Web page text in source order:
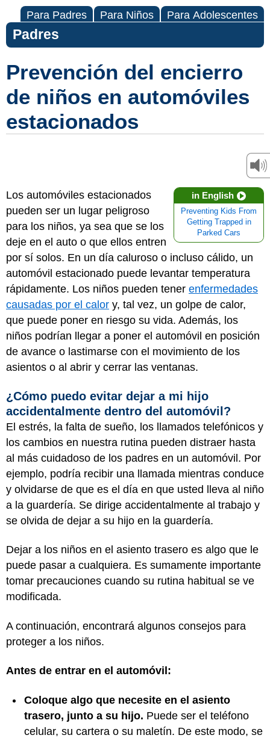
Para Padres Para Niños Para Adolescentes
Padres
Prevención del encierro
de niños en automóviles
estacionados
in English
Preventing Kids From
Getting Trapped in
Parked Cars
Los automóviles estacionados
pueden ser un lugar peligroso
para los niños, ya sea que se los
deje en el auto o que ellos entren
por sí solos. En un día caluroso o incluso cálido, un
automóvil estacionado puede levantar temperatura
rápidamente. Los niños pueden tener enfermedades
causadas por el calor y, tal vez, un golpe de calor,
que puede poner en riesgo su vida. Además, los
niños podrían llegar a poner el automóvil en posición
de avance o lastimarse con el movimiento de los
asientos o al abrir y cerrar las ventanas.
¿Cómo puedo evitar dejar a mi hijo
accidentalmente dentro del automóvil?
El estrés, la falta de sueño, los llamados telefónicos y
los cambios en nuestra rutina pueden distraer hasta
al más cuidadoso de los padres en un automóvil. Por
ejemplo, podría recibir una llamada mientras conduce
y olvidarse de que es el día en que usted lleva al niño
a la guardería. Se dirige accidentalmente al trabajo y
se olvida de dejar a su hijo en la guardería.
Dejar a los niños en el asiento trasero es algo que le
puede pasar a cualquiera. Es sumamente importante
tomar precauciones cuando su rutina habitual se ve
modificada.
A continuación, encontrará algunos consejos para
proteger a los niños.
Antes de entrar en el automóvil:
Coloque algo que necesite en el asiento
trasero, junto a su hijo. Puede ser el teléfono
celular, su cartera o su maletín. De este modo, se